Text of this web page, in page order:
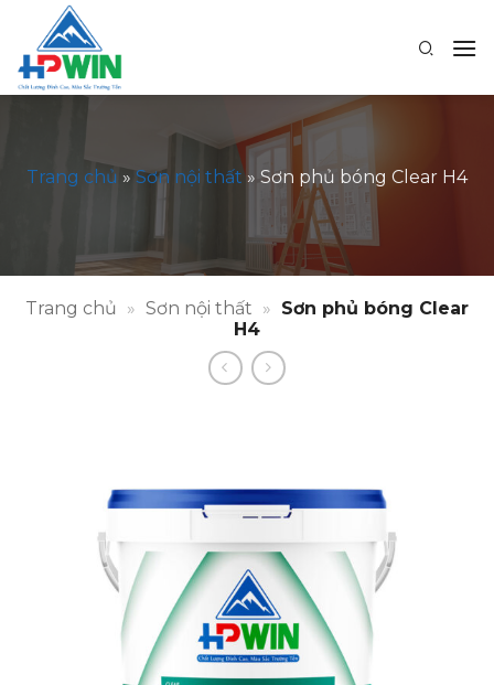
nội
dung
Trang chủ » Sơn nội thất» Sơn phủ bóng Clear H4
Trang chủ » Sơn nội thất » Sơn phủ bóng Clear
H4